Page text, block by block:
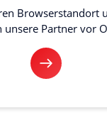
Browserstandort
unsere Partner vor